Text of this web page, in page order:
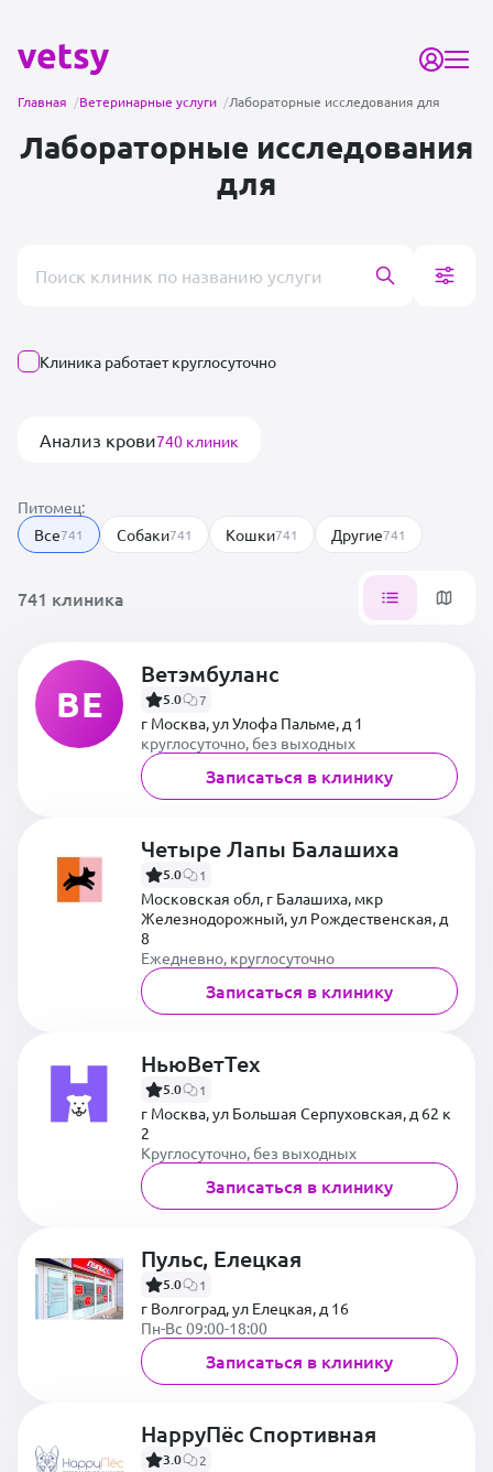
Главная /Ветеринарные услуги /Лабораторные исследования для
Лабораторные исследования
для
Клиника работает круглосуточно
Анализ крови740 клиник
Питомец:
Все741 Собаки741 Кошки741 Другие741
741 клиника
ВЕ
Ветэмбуланс
5.0 7
г Москва, ул Улофа Пальме, д 1
круглосуточно, без выходных
Записаться в клинику
Четыре Лапы Балашиха
5.0 1
Московская обл, г Балашиха, мкр
Железнодорожный, ул Рождественская, д
8
Ежедневно, круглосуточно
Записаться в клинику
НьюВетТех
5.0 1
г Москва, ул Большая Серпуховская, д 62 к
2
Круглосуточно, без выходных
Записаться в клинику
Пульс, Елецкая
5.0 1
г Волгоград, ул Елецкая, д 16
Пн-Вс 09:00-18:00
Записаться в клинику
HappyПёс Спортивная
3.0 2